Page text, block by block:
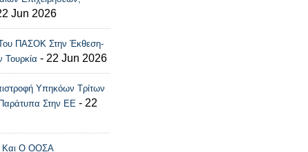
Jun 2026
Του ΠΑΣΟΚ Στην Έκθεση-
Τουρκία - 22 Jun 2026
Υπηκόων Τρίτων
Στην ΕΕ - 22
Και Ο ΟΟΣΑ